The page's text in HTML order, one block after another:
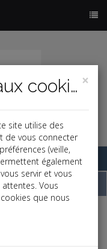
×
Politique relative aux cookies
site utilise des
de vous connecter
(veille,
également
servir et vous
Vous
que nous